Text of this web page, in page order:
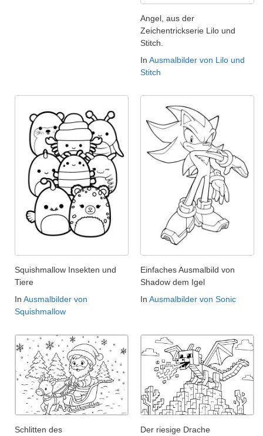
Angel, aus der
Zeichentrickserie Lilo und
Stitch.
In Ausmalbilder von Lilo und
Stitch
Squishmallow Insekten und
Tiere
In Ausmalbilder von
Squishmallow
Einfaches Ausmalbild von
Shadow dem Igel
In Ausmalbilder von Sonic
Schlitten des
Der riesige Drache